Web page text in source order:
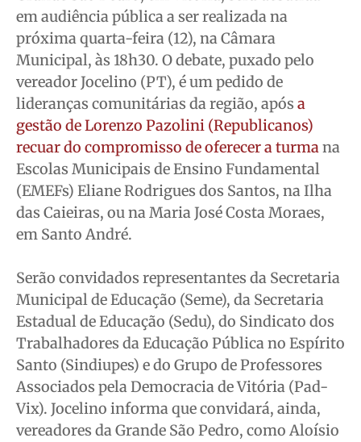
Quem Somos
Contato
Anuncie
Termos de Uso
Privacidade
Quem Somos
Contato
Anuncie
Termos de Uso
Privacidade
Quem Somos
Contato
Anuncie
Termos de Uso
Privacidade
Quem Somos
Contato
Anuncie
Termos de Uso
Privacidade
em audiência pública a ser realizada na
próxima quarta-feira (12), na Câmara
Municipal, às 18h30. O debate, puxado pelo
vereador Jocelino (PT), é um pedido de
lideranças comunitárias da região, após a
gestão de Lorenzo Pazolini (Republicanos)
recuar do compromisso de oferecer a turmana
Escolas Municipais de Ensino Fundamental
(EMEFs) Eliane Rodrigues dos Santos, na Ilha
das Caieiras, ou na Maria José Costa Moraes,
em Santo André.
Serão convidados representantes da Secretaria
Municipal de Educação (Seme), da Secretaria
Estadual de Educação (Sedu), do Sindicato dos
Trabalhadores da Educação Pública no Espírito
Santo (Sindiupes) e do Grupo de Professores
Associados pela Democracia de Vitória (Pad-
Vix). Jocelino informa que convidará, ainda,
vereadores da Grande São Pedro, como Aloísio